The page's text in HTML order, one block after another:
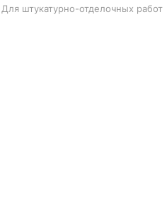
Для штукатурно-отделочных работ